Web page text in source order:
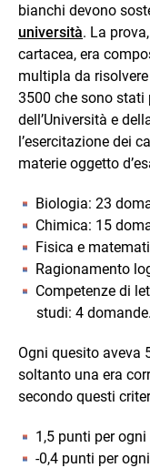
bianchi devono
università. La
cartacea, era
multipla da
3500 che sono
dell’Università e
l’esercitazione dei
materie oggetto
Biologia: 23
Chimica: 15
Fisica e
Ragionamento
Competenze di
studi: 4 domande.
Ogni quesito aveva
soltanto una era
secondo questi
1,5 punti per
-0,4 punti per